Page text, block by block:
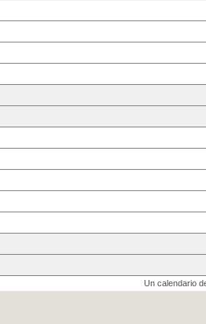
Un calendario